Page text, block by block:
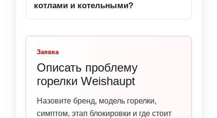
котлами и котельными?
Заявка
Описать проблему
горелки Weishaupt
Назовите бренд, модель горелки,
симптом, этап блокировки и где стоит